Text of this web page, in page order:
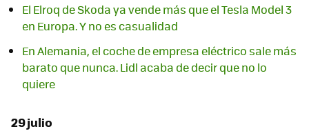
El Elroq de Skoda ya vende más que el Tesla Model 3
en Europa. Y no es casualidad
En Alemania, el coche de empresa eléctrico sale más
barato que nunca. Lidl acaba de decir que no lo
quiere
29 julio